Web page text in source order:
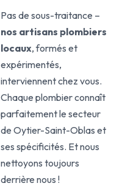
Pas de sous-traitance –
nos artisans plombiers
locaux, formés et
expérimentés,
interviennent chez vous.
Chaque plombier connaît
parfaitement le secteur
de Oytier-Saint-Oblas et
ses spécificités. Et nous
nettoyons toujours
derrière nous !